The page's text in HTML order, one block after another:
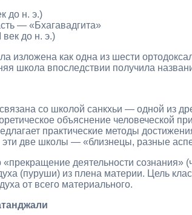
до н. э.)
— «Бхагавадгита»
до н. э.)
изложена как одна из шести
школа впоследствии получила
со школой санкхьи — одной из
объяснение человеческой
практические методы
две школы — «близнецы, разные
деятельности сознания»
(пуруши) из плена материи. Цель
от всего материального.